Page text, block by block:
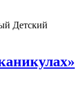
Детский